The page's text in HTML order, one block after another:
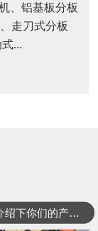
、铝基板分板
走刀式分板
...
可以介绍下你们的产品么